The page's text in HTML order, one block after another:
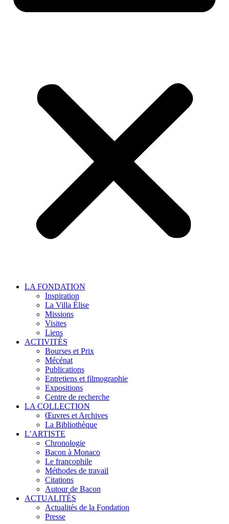
LA FONDATION
Inspiration
La Villa Élise
Missions
Visites
Liens
ACTIVITÉS
Bourses et Prix
Mécénat
Publications
Entretiens et filmographie
Expositions
Centre de recherche
LA COLLECTION
Œuvres et Archives
La Bibliothèque
L’ARTISTE
Chronologie
Bacon à Monaco
Le francophile
Méthodes de travail
Citations
Autour de Bacon
ACTUALITÉS
Actualités de la Fondation
Presse